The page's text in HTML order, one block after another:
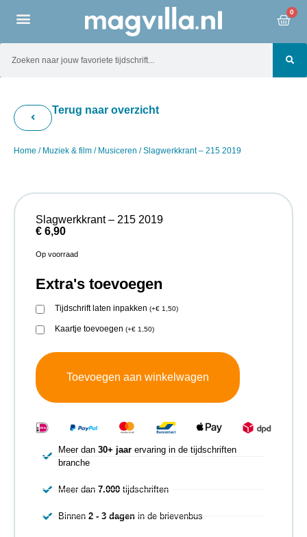
0
Terug naar overzicht
Home / Muziek & film / Musiceren / Slagwerkkrant – 215 2019
Slagwerkkrant – 215 2019
€ 6,90
Op voorraad
Extra's toevoegen
Tijdschrift laten inpakken (+€ 1,50)
Kaartje toevoegen (+€ 1,50)
Toevoegen aan winkelwagen
Meer dan 30+ jaarervaring in de tijdschriften
branche
Meer dan 7.000tijdschriften
Binnen 2 - 3 dagenin de brievenbus